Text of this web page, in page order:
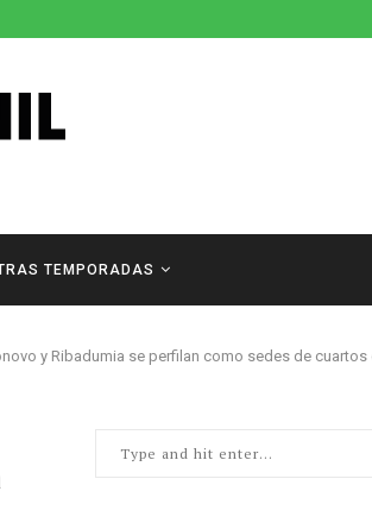
TEMPORADAS
y Ribadumia se perfilan como sedes de cuartos